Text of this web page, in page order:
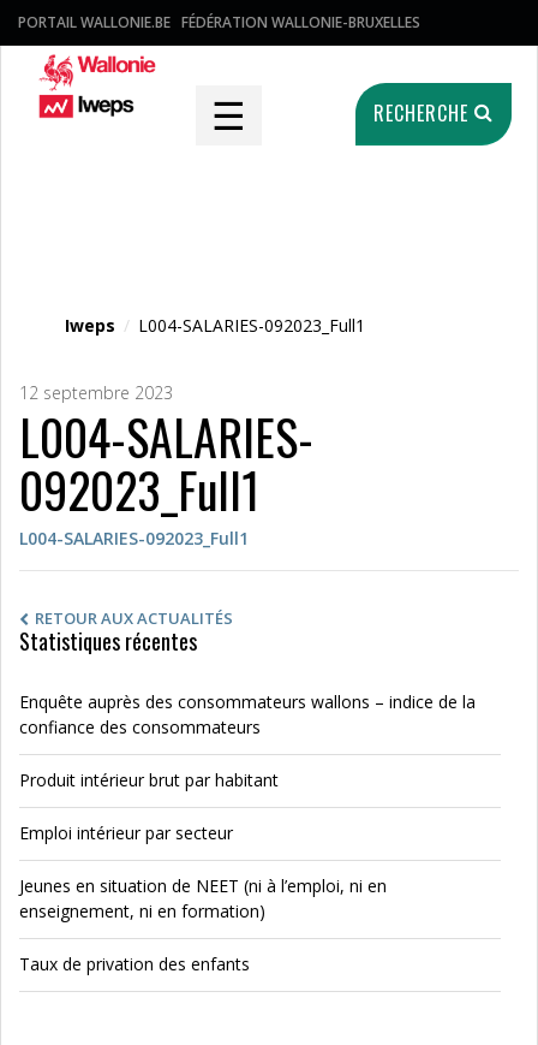
PORTAIL WALLONIE.BE FÉDÉRATION WALLONIE-BRUXELLES
☰ RECHERCHE
Iweps / L004-SALARIES-092023_Full1
12 septembre 2023
L004-SALARIES-
092023_Full1
L004-SALARIES-092023_Full1
RETOUR AUX ACTUALITÉS
Statistiques récentes
Enquête auprès des consommateurs wallons – indice de la
confiance des consommateurs
Produit intérieur brut par habitant
Emploi intérieur par secteur
Jeunes en situation de NEET (ni à l’emploi, ni en
enseignement, ni en formation)
Taux de privation des enfants